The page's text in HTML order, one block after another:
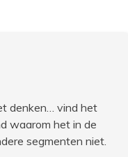
denken… vind het
waarom het in de
segmenten niet.